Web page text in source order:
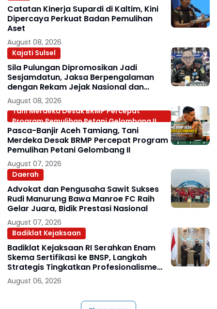
Catatan Kinerja Supardi di Kaltim, Kini
Dipercaya Perkuat Badan Pemulihan
Aset
August 08, 2026
Kajati Sulsel
Sila Pulungan Dipromosikan Jadi
Sesjamdatun, Jaksa Berpengalaman
dengan Rekam Jejak Nasional dan
Internasional
August 08, 2026
Tani Merdeka Desak BRMP Percepat
Program Pemulihan Petani Gelombang II
Pasca-Banjir Aceh Tamiang, Tani
Merdeka Desak BRMP Percepat Program
Pemulihan Petani Gelombang II
August 07, 2026
Daerah
Advokat dan Pengusaha Sawit Sukses
Rudi Manurung Bawa Manroe FC Raih
Gelar Juara, Bidik Prestasi Nasional
August 07, 2026
Badiklat Kejaksaan
Badiklat Kejaksaan RI Serahkan Enam
Skema Sertifikasi ke BNSP, Langkah
Strategis Tingkatkan Profesionalisme
Jaksa
August 06, 2026